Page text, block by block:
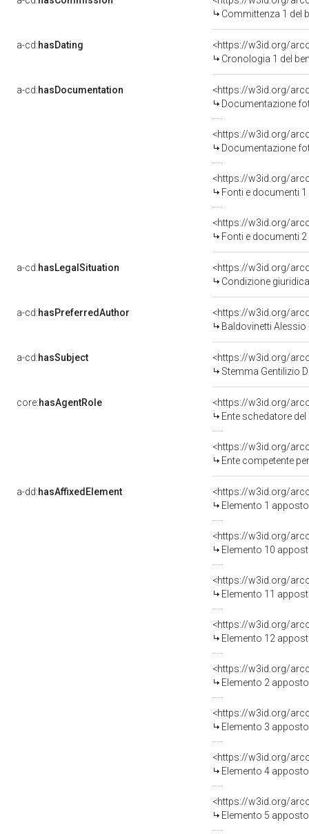
Committenza 1 del
a-cd:hasDating
<https://w3id.org/
Cronologia 1 del
a-cd:hasDocumentation
Documentazione
Documentazione
<https://w3id.org/
Fonti e documenti
<https://w3id.org/
Fonti e documenti
a-cd:hasLegalSituation
<https://w3id.org/
Condizione
a-cd:hasPreferredAuthor
<https://w3id.org/
Baldovinetti
a-cd:hasSubject
<https://w3id.org/
Stemma Gentilizio
core:hasAgentRole
<https://w3id.org/
Ente schedatore del bene
<https://w3id.org/
Ente competente per tutela del
a-dd:hasAffixedElement
<https://w3id.org/
Elemento 1
<https://w3id.org/
Elemento 10
<https://w3id.org/
Elemento 11
<https://w3id.org/
Elemento 12
<https://w3id.org/
Elemento 2
<https://w3id.org/
Elemento 3
<https://w3id.org/
Elemento 4
<https://w3id.org/
Elemento 5